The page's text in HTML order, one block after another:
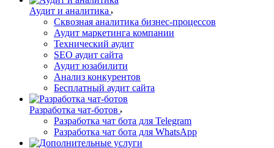
Аудит и аналитика
Сквозная аналитика бизнес-процессов
Аудит маркетинга компании
Технический аудит
SEO аудит сайта
Аудит юзабилити
Анализ конкурентов
Бесплатный аудит сайта
Разработка чат-ботов
Разработка чат бота для Telegram
Разработка чат бота для WhatsApp